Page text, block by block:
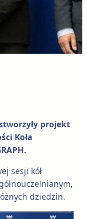
projekt
Koła
sesji kół
dziedzin.